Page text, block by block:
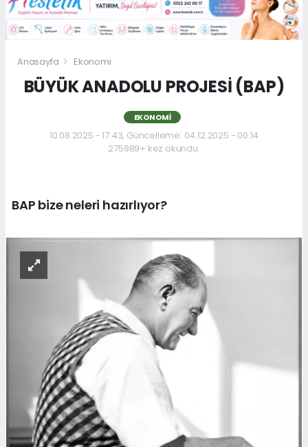
Anasayfa Ekonomi
BÜYÜK ANADOLU PROJESİ (BAP)
EKONOMI
10.08.2025 - 17:43, Güncelleme: 04.12.2025 - 00:14
275989+ kez okundu.
BAP bize neleri hazırlıyor?